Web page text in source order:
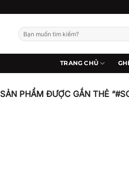
Tìm
kiếm:
TRANG CHỦ
SẢN PHẨM ĐƯỢC GẮN THẺ